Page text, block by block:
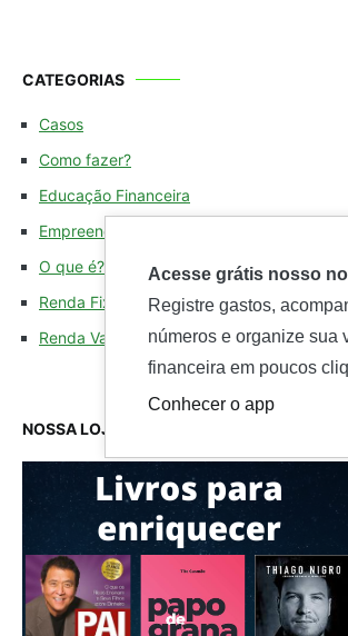
CATEGORIAS
Casos
Como fazer?
Educação Financeira
Empreendedorismo
O que é?
Renda Fixa
Renda Variável
NOSSA LOJA DE FINANÇAS
Acesse grátis nosso
Registre gastos,
números e organize sua
financeira em poucos
Conhecer o app